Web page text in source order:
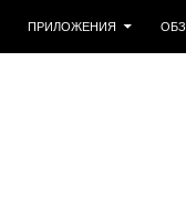
ПРИЛОЖЕНИЯ